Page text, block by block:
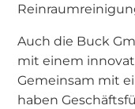
Auch die Buck
mit einem
Gemeinsam mit
haben